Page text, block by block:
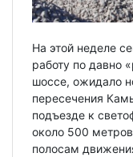
На этой неделе
работу по давно
шоссе, ожидало
пересечения
подъезде к
около 500
полосам